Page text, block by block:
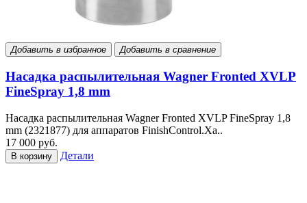
Добавить в избранное Добавить в сравнение
Насадка распылительная Wagner Fronted XVLP
FineSpray 1,8 mm
Насадка распылительная Wagner Fronted XVLP FineSpray 1,8
mm (2321877) для аппаратов FinishControl.Ха..
17 000 руб.
В корзину Детали